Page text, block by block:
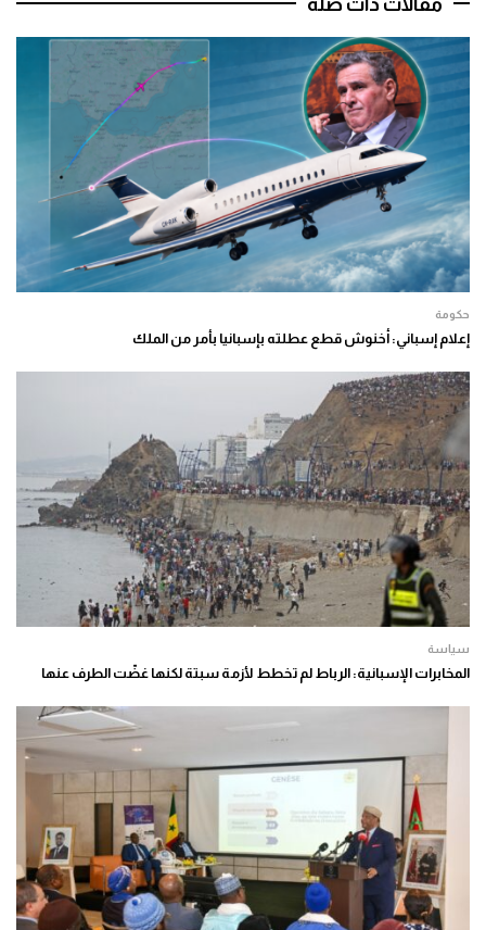
حكومة
إعلام إسباني: أخنوش قطع عطلته بإسبانيا بأمر من الملك
سياسة
المخابرات الإسبانية: الرباط لم تخطط لأزمة سبتة لكنها غضّت الطرف عنها